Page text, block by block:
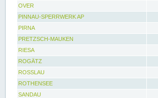
OVER
PINNAU-SPERRWERK AP
PIRNA
PRETZSCH-MAUKEN
RIESA
ROGÄTZ
ROSSLAU
ROTHENSEE
SANDAU